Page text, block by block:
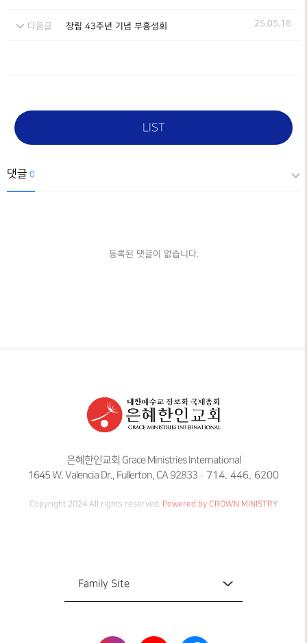
다음글 창립 43주년 기념 부흥성회 25.05.16
LIST
댓글 0
등록된 댓글이 없습니다.
은혜한인교회 Grace Ministries International
1645 W. Valencia Dr., Fullerton, CA 92833
714. 446. 6200
Copyright 2024 All rights reserved. Powered by CROWN MINISTRY
Family Site